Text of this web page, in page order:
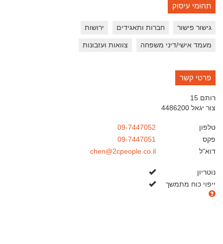
תחומי עיסוק
גישור פישור חברות ותאגידים ירושות
מעמד אישי/דיני משפחה צוואות ועזבונות
פרטי קשר
רותם 15
צור יגאל 4486200
טלפון
09-7447052
פקס
09-7447051
דוא"ל
chen@2cpeople.co.il
נוטריון
כן
ייפוי כוח מתמשך
כן